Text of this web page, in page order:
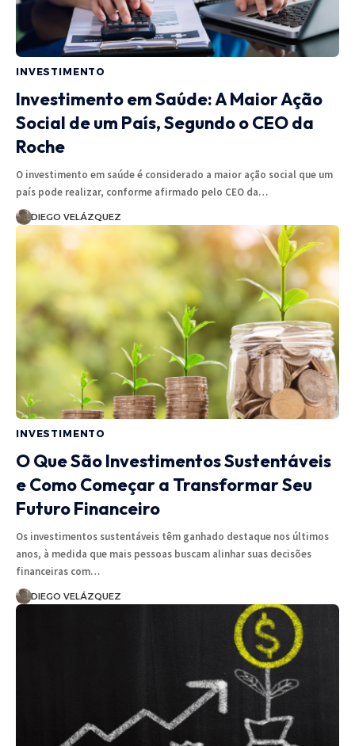
INVESTIMENTO
Investimento em Saúde: A Maior Ação
Social de um País, Segundo o CEO da
Roche
O investimento em saúde é considerado a maior ação social que um
país pode realizar, conforme afirmado pelo CEO da…
DIEGO VELÁZQUEZ
INVESTIMENTO
O Que São Investimentos Sustentáveis
e Como Começar a Transformar Seu
Futuro Financeiro
Os investimentos sustentáveis têm ganhado destaque nos últimos
anos, à medida que mais pessoas buscam alinhar suas decisões
financeiras com…
DIEGO VELÁZQUEZ